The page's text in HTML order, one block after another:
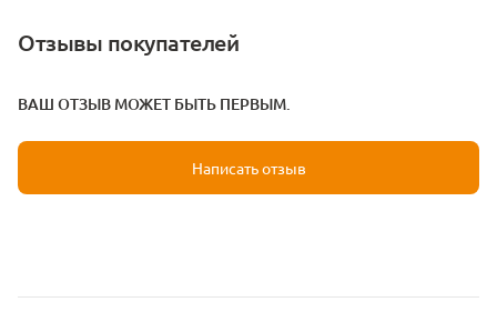
Отзывы покупателей
ВАШ ОТЗЫВ МОЖЕТ БЫТЬ ПЕРВЫМ.
Написать отзыв